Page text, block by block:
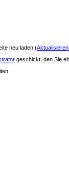
neu laden (
geschickt, den Sie